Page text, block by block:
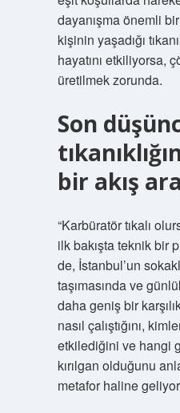
dayanışma önemli
kişinin yaşadığı
hayatını etkiliyorsa,
üretilmek zorunda.
Son
bir akış
“Karbüratör tıkalı
ilk bakışta teknik bir
de, İstanbul’un
taşımasında ve
daha geniş bir
nasıl çalıştığını,
etkilediğini ve hangi
kırılgan olduğunu
metafor haline